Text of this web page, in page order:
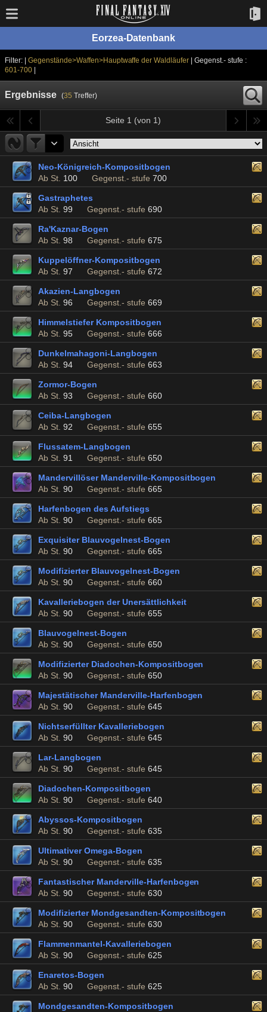
Eorzea-Datenbank
Filter: | Gegenstände>Waffen>Hauptwaffe der Waldläufer
| Gegenst.- stufe :
601-700|
Ergebnisse (35 Treffer)
Seite 1 (von 1)
Neo-Königreich-Kompositbogen
Ab St. 100 Gegenst.- stufe 700
Gastraphetes
Ab St. 99 Gegenst.- stufe 690
Ra'Kaznar-Bogen
Ab St. 98 Gegenst.- stufe 675
Kuppelöffner-Kompositbogen
Ab St. 97 Gegenst.- stufe 672
Akazien-Langbogen
Ab St. 96 Gegenst.- stufe 669
Himmelstiefer Kompositbogen
Ab St. 95 Gegenst.- stufe 666
Dunkelmahagoni-Langbogen
Ab St. 94 Gegenst.- stufe 663
Zormor-Bogen
Ab St. 93 Gegenst.- stufe 660
Ceiba-Langbogen
Ab St. 92 Gegenst.- stufe 655
Flussatem-Langbogen
Ab St. 91 Gegenst.- stufe 650
Mandervillöser Manderville-Kompositbogen
Ab St. 90 Gegenst.- stufe 665
Harfenbogen des Aufstiegs
Ab St. 90 Gegenst.- stufe 665
Exquisiter Blauvogelnest-Bogen
Ab St. 90 Gegenst.- stufe 665
Modifizierter Blauvogelnest-Bogen
Ab St. 90 Gegenst.- stufe 660
Kavalleriebogen der Unersättlichkeit
Ab St. 90 Gegenst.- stufe 655
Blauvogelnest-Bogen
Ab St. 90 Gegenst.- stufe 650
Modifizierter Diadochen-Kompositbogen
Ab St. 90 Gegenst.- stufe 650
Majestätischer Manderville-Harfenbogen
Ab St. 90 Gegenst.- stufe 645
Nichtserfüllter Kavalleriebogen
Ab St. 90 Gegenst.- stufe 645
Lar-Langbogen
Ab St. 90 Gegenst.- stufe 645
Diadochen-Kompositbogen
Ab St. 90 Gegenst.- stufe 640
Abyssos-Kompositbogen
Ab St. 90 Gegenst.- stufe 635
Ultimativer Omega-Bogen
Ab St. 90 Gegenst.- stufe 635
Fantastischer Manderville-Harfenbogen
Ab St. 90 Gegenst.- stufe 630
Modifizierter Mondgesandten-Kompositbogen
Ab St. 90 Gegenst.- stufe 630
Flammenmantel-Kavalleriebogen
Ab St. 90 Gegenst.- stufe 625
Enaretos-Bogen
Ab St. 90 Gegenst.- stufe 625
Mondgesandten-Kompositbogen